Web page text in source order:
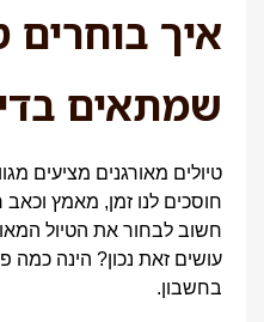
איך בוחרים
שמתאים
טיולים מאורגנים מציעים
חוסכים לנו זמן, מאמץ
חשוב לבחור את הטיול
עושים זאת נכון? הינה
בחשבון.